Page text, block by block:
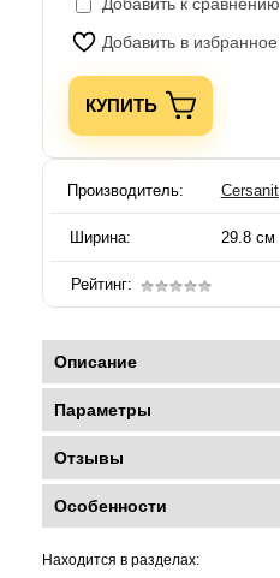
Добавить в избранное
КУПИТЬ
Производитель: Cersanit
Ширина: 29.8 см
Рейтинг:
Описание
Параметры
Отзывы
Особенности
Находится в разделах: